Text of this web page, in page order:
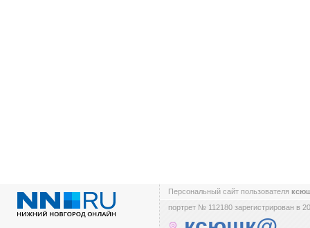
Персональный сайт пользователя
портрет № 112180 зарегистрирован в